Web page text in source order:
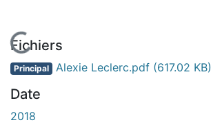
En cours de chargement...
Fichiers
Principal Alexie Leclerc.pdf (617.02 KB)
Date
2018